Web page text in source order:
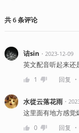
共6条评论
诘sin ・ 2023-12-09
英文配音听起来还
1 回复 ・
水從云落花雨・
这里面有地方感觉
0 回复 ・